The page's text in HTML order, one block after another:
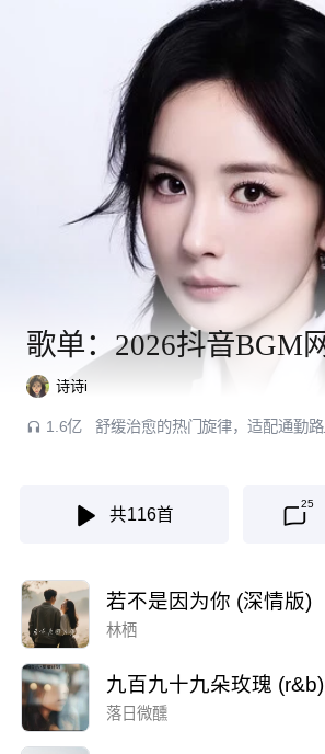
诗诗i
1.6亿
共116首
25
若不是因为你 (深情版)
林栖
九百九十九朵玫瑰 (r&b)
落日微醺